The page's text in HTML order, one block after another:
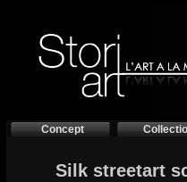
Concept
Silk streetart